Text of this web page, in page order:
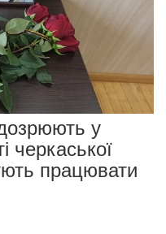
у
черкаської
працювати